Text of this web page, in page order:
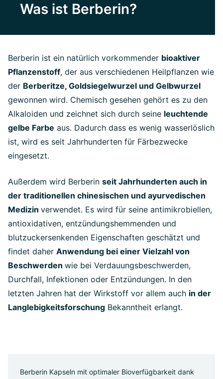
Was ist Berberin?
Berberin ist ein natürlich vorkommender bioaktiver
Pflanzenstoff, der aus verschiedenen Heilpflanzen wie
der Berberitze, Goldsiegelwurzel und Gelbwurzel
gewonnen wird. Chemisch gesehen gehört es zu den
Alkaloiden und zeichnet sich durch seine leuchtende
gelbe Farbe aus. Dadurch dass es wenig wasserlöslich
ist, wird es seit Jahrhunderten für Färbezwecke
eingesetzt.
Außerdem wird Berberin seit Jahrhunderten auch in
der traditionellen chinesischen und ayurvedischen
Medizin verwendet. Es wird für seine antimikrobiellen,
antioxidativen, entzündungshemmenden und
blutzuckersenkenden Eigenschaften geschätzt und
findet daher Anwendung bei einer Vielzahl von
Beschwerden wie bei Verdauungsbeschwerden,
Durchfall, Infektionen oder Entzündungen. In den
letzten Jahren hat der Wirkstoff vor allem auch in der
Langlebigkeitsforschung Bekanntheit erlangt.
Berberin Kapseln mit optimaler Bioverfügbarkeit dank